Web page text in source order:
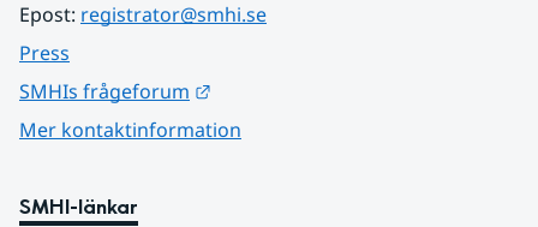
Epost: registrator@smhi.se
Press
SMHIs frågeforum
Mer kontaktinformation
SMHI-länkar